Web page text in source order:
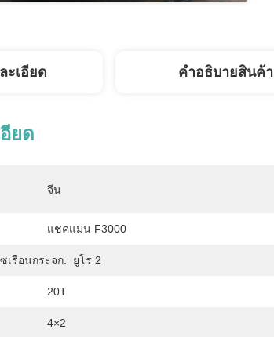
ะเอียด คําอธิบายสินค้า
ยด
จีน
แชคแมน F3000
เรือนกระจก: ยูโร 2
20T
4×2